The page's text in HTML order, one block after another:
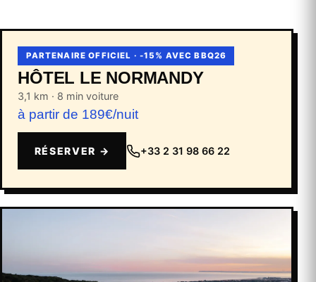
PARTENAIRE OFFICIEL · -15% AVEC BBQ26
HÔTEL LE NORMANDY
3,1 km · 8 min voiture
à partir de 189€/nuit
RÉSERVER → +33 2 31 98 66 22